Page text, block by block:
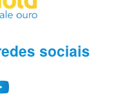
sociais